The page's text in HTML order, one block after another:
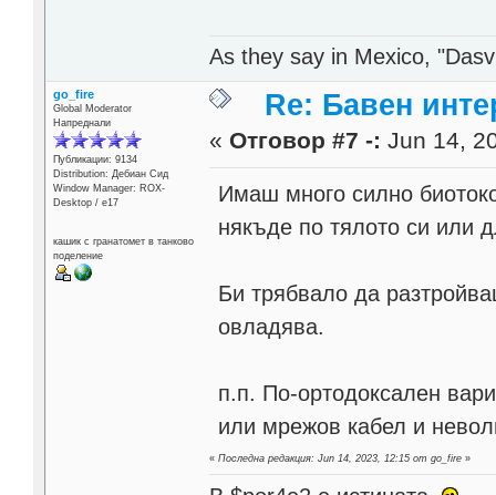
As they say in Mexico,
go_fire
Global Moderator
Напреднали
Публикации: 9134
Distribution: Дебиан Сид
Window Manager: ROX-
Desktop / е17
кашик с гранатомет в танково
поделение
Re: Бавен
« Отговор #7 -: Jun 14,
Имаш много силно
някъде по тялото си или
Би трябвало да
овладява.
п.п. По-ортодоксален
или мрежов кабел и
«Последна редакция: Jun 14, 2023, 12:15 от go_fire »